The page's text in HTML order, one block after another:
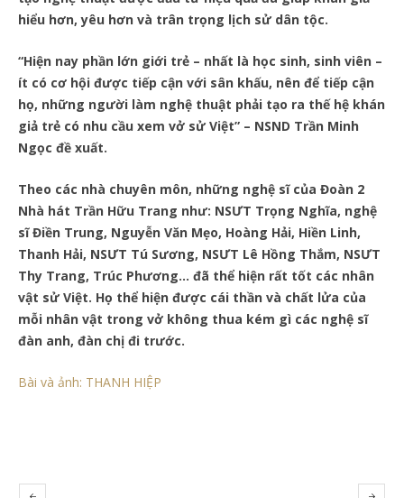
hiểu hơn, yêu hơn và trân trọng lịch sử dân tộc.
“Hiện nay phần lớn giới trẻ – nhất là học sinh, sinh viên –
ít có cơ hội được tiếp cận với sân khấu, nên để tiếp cận
họ, những người làm nghệ thuật phải tạo ra thế hệ khán
giả trẻ có nhu cầu xem vở sử Việt” – NSND Trần Minh
Ngọc đề xuất.
Theo các nhà chuyên môn, những nghệ sĩ của Đoàn 2
Nhà hát Trần Hữu Trang như: NSƯT Trọng Nghĩa, nghệ
sĩ Điền Trung, Nguyễn Văn Mẹo, Hoàng Hải, Hiền Linh,
Thanh Hải, NSƯT Tú Sương, NSƯT Lê Hồng Thắm, NSƯT
Thy Trang, Trúc Phương… đã thể hiện rất tốt các nhân
vật sử Việt. Họ thể hiện được cái thần và chất lửa của
mỗi nhân vật trong vở không thua kém gì các nghệ sĩ
đàn anh, đàn chị đi trước.
Bài và ảnh: THANH HIỆP